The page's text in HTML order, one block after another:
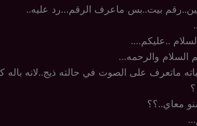
بيت..بس ماعرف الرقم…رد عليه..
..عليكم….
السلام والرحمه…
ماتعرف على الصوت في حالته ذيج..لانه باله
معاي..؟؟